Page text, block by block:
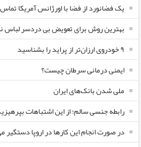
یک فضانورد از فضا با اورژانس آمریکا
بهترین روش برای تعویض بی دردسر لباس
٩ خودروی ارزان‌تر از پراید را بشناسید
ایمنی درمانی سرطان چیست؟
ملی شدن بانک‌های ایران
رابطه جنسی سالم؛ از این اشتباهات
در صورت انجام این کارها در اروپا